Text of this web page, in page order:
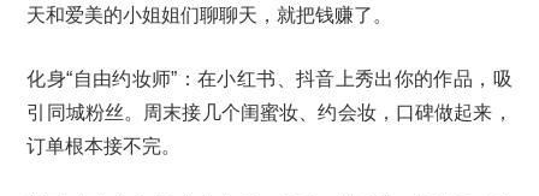
天和爱美的小姐姐们聊聊天，就把钱赚了。
化身“自由约妆师”：在小红书、抖音上秀出你的作品，吸
引同城粉丝。周末接几个闺蜜妆、约会妆，口碑做起来，
订单根本接不完。